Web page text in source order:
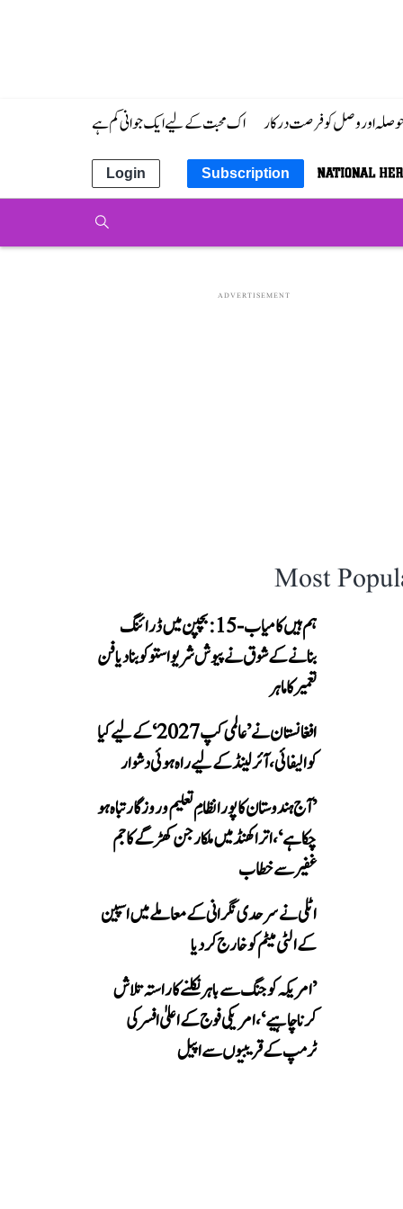
حوصلہ اور وصل کو فرصت درکار اک محبت کے لیے ایک جوانی کم ہے
Subscription
Login
ADVERTISEMENT
Most
ہم ہیں کامیاب-15: بچپن میں ڈرائنگ
بنانے کے شوق نے پیوش شریواستو کو بنا دیا فن
تعمیر کا ماہر
افغانستان نے ’عالمی کپ 2027‘ کے لیے کیا
کوالیفائی، آئرلینڈ کے لیے راہ ہوئی دشوار
’آج ہندوستان کا پورا نظامِ تعلیم و روزگار تباہ ہو
چکا ہے‘، اتراکھنڈ میں ملکارجن کھڑگے کا جم
غفیر سے خطاب
اٹلی نے سرحدی نگرانی کے معاملے میں اسپین
کے الٹی میٹم کو خارج کر دیا
’امریکہ کو جنگ سے باہر نکلنے کا راستہ تلاش
کرنا چاہیے‘، امریکی فوج کے اعلیٰ افسر کی
ٹرمپ کے قریبیوں سے اپیل